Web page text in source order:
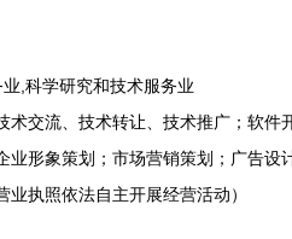
,科学研究和技术服务业
交流、技术转让、技术推广；软件
形象策划；市场营销策划；广告设
执照依法自主开展经营活动）